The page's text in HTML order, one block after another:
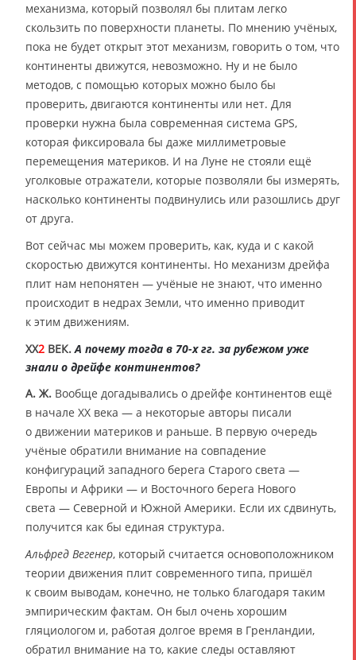
механизма, который позволял бы плитам легко
скользить по поверхности планеты. По мнению учёных,
пока не будет открыт этот механизм, говорить о том, что
континенты движутся, невозможно. Ну и не было
методов, с помощью которых можно было бы
проверить, двигаются континенты или нет. Для
проверки нужна была современная система GPS,
которая фиксировала бы даже миллиметровые
перемещения материков. И на Луне не стояли ещё
уголковые отражатели, которые позволяли бы измерять,
насколько континенты подвинулись или разошлись друг
от друга.
Вот сейчас мы можем проверить, как, куда и с какой
скоростью движутся континенты. Но механизм дрейфа
плит нам непонятен — учёные не знают, что именно
происходит в недрах Земли, что именно приводит
к этим движениям.
XX2 ВЕК. А почему тогда в 70-х гг. за рубежом уже
знали о дрейфе континентов?
А. Ж. Вообще догадывались о дрейфе континентов ещё
в начале XX века — а некоторые авторы писали
о движении материков и раньше. В первую очередь
учёные обратили внимание на совпадение
конфигураций западного берега Старого света —
Европы и Африки — и Восточного берега Нового
света — Северной и Южной Америки. Если их сдвинуть,
получится как бы единая структура.
Альфред Вегенер, который считается основоположником
теории движения плит современного типа, пришёл
к своим выводам, конечно, не только благодаря таким
эмпирическим фактам. Он был очень хорошим
гляциологом и, работая долгое время в Гренландии,
обратил внимание на то, какие следы оставляют